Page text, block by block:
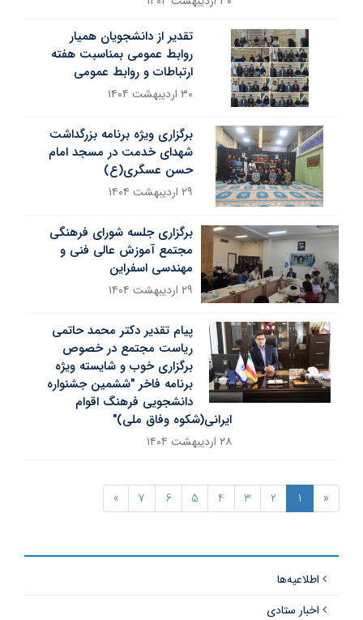
تقدیر از دانشجویان همیار
روابط عمومی بمناسبت هفته
ارتباطات و روابط عمومی
برگزاری ویژه‌ برنامه بزرگداشت
شهدای خدمت در مسجد امام
حسن عسگری(ع)
۲۹ اردیبهشت ۱۴۰۴
برگزاری جلسه شورای فرهنگی
مجتمع آموزش عالی فنی و
مهندسی اسفراین
۲۹ اردیبهشت ۱۴۰۴
پیام تقدیر دکتر محمد حاتمی
ریاست مجتمع در خصوص
برگزاری خوب و شایسته ویژه
برنامه فاخر "ششمین جشنواره
دانشجویی فرهنگ اقوام
ایرانی(شکوه وفاق ملی)"
1
2
3
4
5
6
7
»
اطلاعیه‌ها
اخبار ستادی